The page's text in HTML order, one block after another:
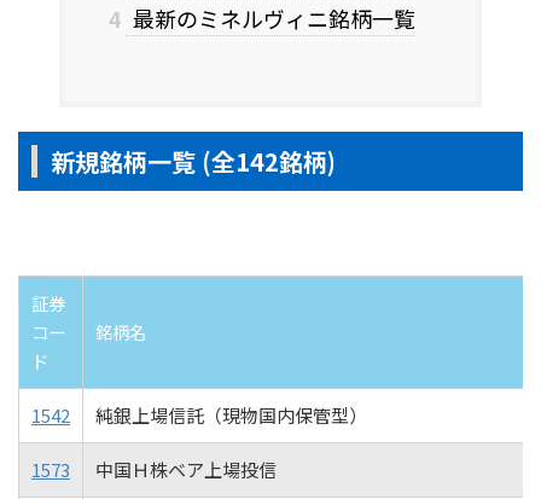
4 最新のミネルヴィニ銘柄一覧
新規銘柄一覧 (全142銘柄)
証券
コー
ド
銘柄名
1542 純銀上場信託（現物国内保管型）
1573 中国Ｈ株ベア上場投信